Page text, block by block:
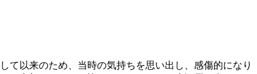
て以来のため、当時の気持ちを思い出し、感傷的になり